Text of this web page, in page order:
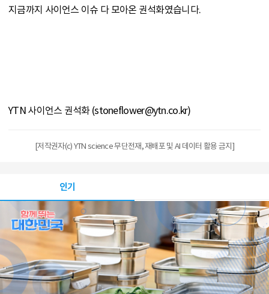
지금까지 사이언스 이슈 다 모아온 권석화였습니다.
YTN 사이언스 권석화 (stoneflower@ytn.co.kr)
[저작권자(c) YTN science 무단전재, 재배포 및 AI 데이터 활용 금지]
인기